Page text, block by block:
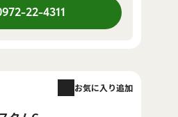
22-4311
お気に入り追加